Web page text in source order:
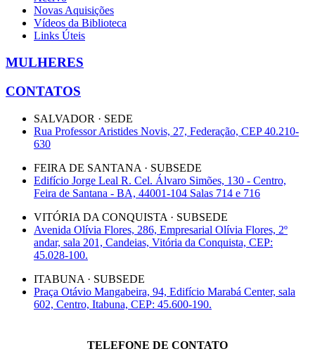
Novas Aquisições
Vídeos da Biblioteca
Links Úteis
MULHERES
CONTATOS
SALVADOR · SEDE
Rua Professor Aristides Novis, 27, Federação, CEP 40.210-
630
FEIRA DE SANTANA · SUBSEDE
Edifício Jorge Leal R. Cel. Álvaro Simões, 130 - Centro,
Feira de Santana - BA, 44001-104 Salas 714 e 716
VITÓRIA DA CONQUISTA · SUBSEDE
Avenida Olívia Flores, 286, Empresarial Olívia Flores, 2º
andar, sala 201, Candeias, Vitória da Conquista, CEP:
45.028-100.
ITABUNA · SUBSEDE
Praça Otávio Mangabeira, 94, Edifício Marabá Center, sala
602, Centro, Itabuna, CEP: 45.600-190.
TELEFONE DE CONTATO